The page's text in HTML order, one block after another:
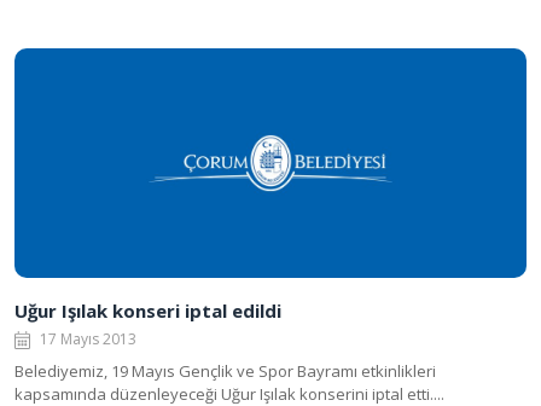
Uğur Işılak konseri iptal edildi
17 Mayıs 2013
Belediyemiz, 19 Mayıs Gençlik ve Spor Bayramı etkinlikleri
kapsamında düzenleyeceği Uğur Işılak konserini iptal etti....